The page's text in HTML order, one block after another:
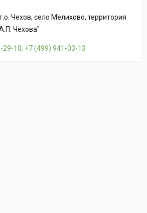
Чехов, село Мелихово, территория
Чехова"
29-10, +7 (499) 941-03-13